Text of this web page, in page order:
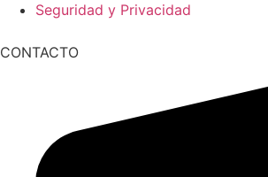
Seguridad y Privacidad
CONTACTO